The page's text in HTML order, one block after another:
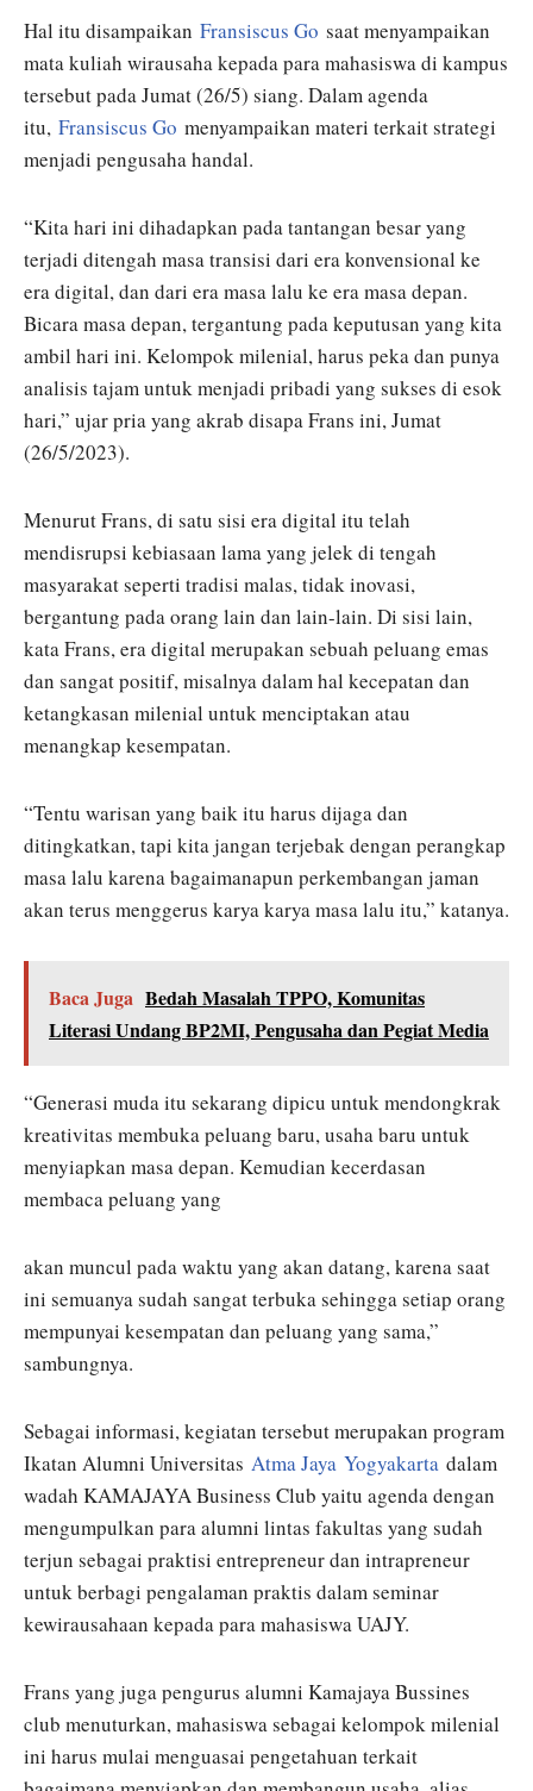
Hal itu disampaikan Fransiscus Go saat menyampaikan
mata kuliah wirausaha kepada para mahasiswa di kampus
tersebut pada Jumat (26/5) siang. Dalam agenda
itu, Fransiscus Go menyampaikan materi terkait strategi
menjadi pengusaha handal.
“Kita hari ini dihadapkan pada tantangan besar yang
terjadi ditengah masa transisi dari era konvensional ke
era digital, dan dari era masa lalu ke era masa depan.
Bicara masa depan, tergantung pada keputusan yang kita
ambil hari ini. Kelompok milenial, harus peka dan punya
analisis tajam untuk menjadi pribadi yang sukses di esok
hari,” ujar pria yang akrab disapa Frans ini, Jumat
(26/5/2023).
Menurut Frans, di satu sisi era digital itu telah
mendisrupsi kebiasaan lama yang jelek di tengah
masyarakat seperti tradisi malas, tidak inovasi,
bergantung pada orang lain dan lain-lain. Di sisi lain,
kata Frans, era digital merupakan sebuah peluang emas
dan sangat positif, misalnya dalam hal kecepatan dan
ketangkasan milenial untuk menciptakan atau
menangkap kesempatan.
“Tentu warisan yang baik itu harus dijaga dan
ditingkatkan, tapi kita jangan terjebak dengan perangkap
masa lalu karena bagaimanapun perkembangan jaman
akan terus menggerus karya karya masa lalu itu,” katanya.
Baca Juga Bedah Masalah TPPO, Komunitas
Literasi Undang BP2MI, Pengusaha dan Pegiat Media
“Generasi muda itu sekarang dipicu untuk mendongkrak
kreativitas membuka peluang baru, usaha baru untuk
menyiapkan masa depan. Kemudian kecerdasan
membaca peluang yang
akan muncul pada waktu yang akan datang, karena saat
ini semuanya sudah sangat terbuka sehingga setiap orang
mempunyai kesempatan dan peluang yang sama,”
sambungnya.
Sebagai informasi, kegiatan tersebut merupakan program
Ikatan Alumni Universitas Atma Jaya Yogyakarta dalam
wadah KAMAJAYA Business Club yaitu agenda dengan
mengumpulkan para alumni lintas fakultas yang sudah
terjun sebagai praktisi entrepreneur dan intrapreneur
untuk berbagi pengalaman praktis dalam seminar
kewirausahaan kepada para mahasiswa UAJY.
Frans yang juga pengurus alumni Kamajaya Bussines
club menuturkan, mahasiswa sebagai kelompok milenial
ini harus mulai menguasai pengetahuan terkait